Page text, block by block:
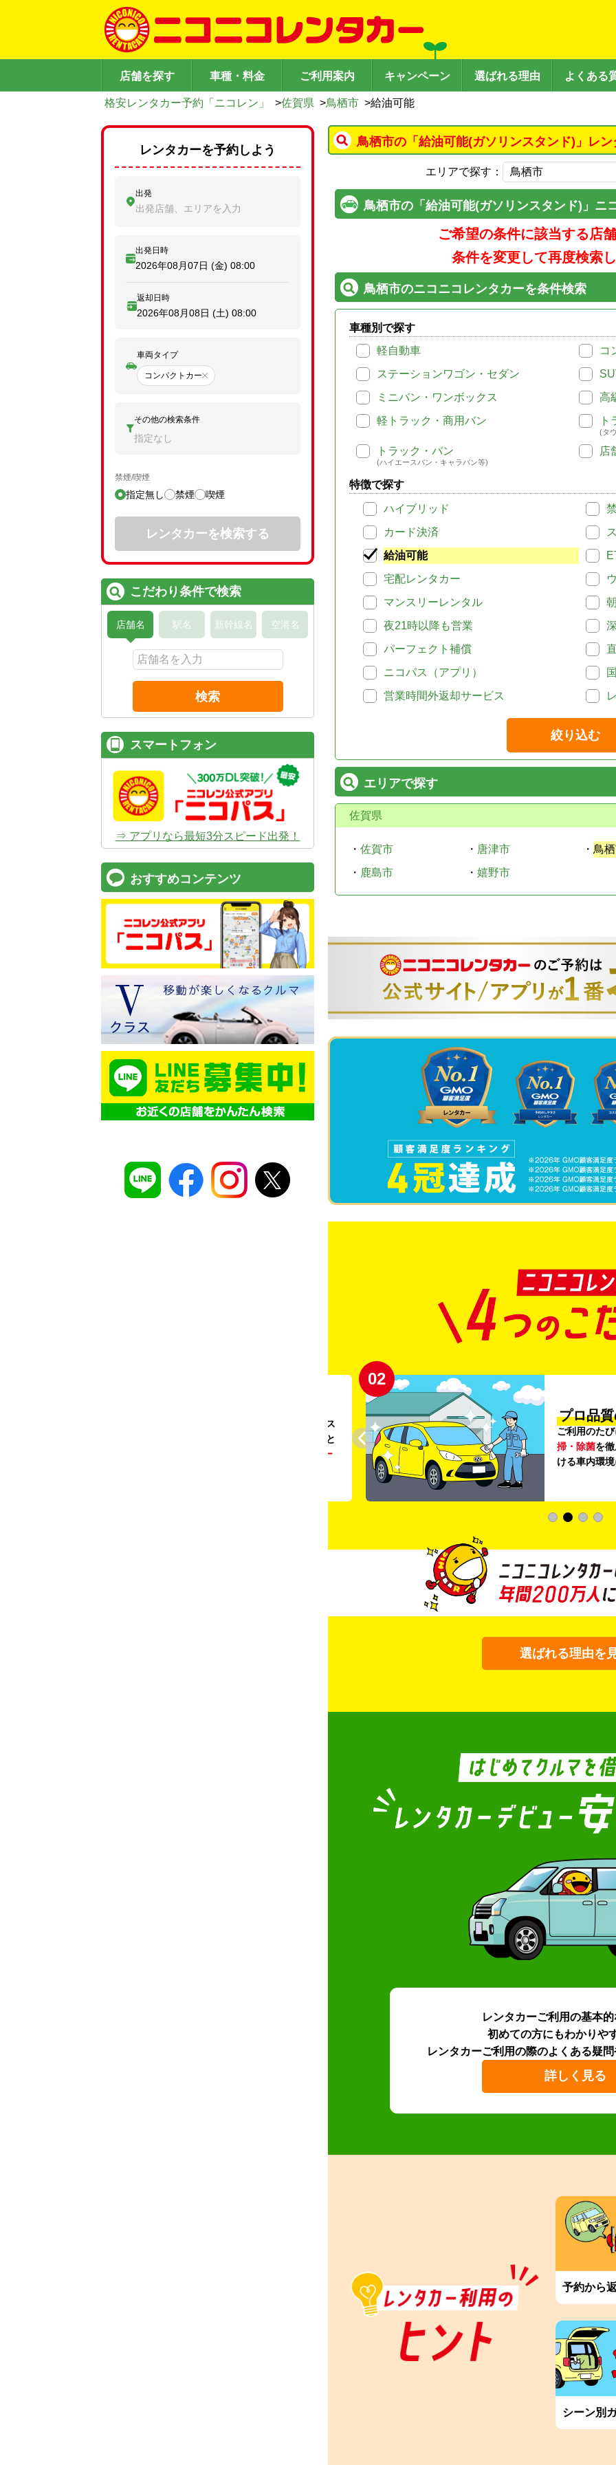
店舗を探す 車種・料金 ご利用案内 キャンペーン 選ばれる理由 よくある
格安レンタカー予約「ニコレン」 >佐賀県 >鳥栖市 >給油可能
鳥栖市の「給油可能(ガソリンスタンド)」レ
エリアで探す：
鳥栖市の「給油可能(ガソリンスタンド)」ニ
ご希望の条件に該当する店
条件を変更して再度検索
鳥栖市のニコニコレンタカーを条件検索
車種別で探す
軽自動車
コ
ステーションワゴン・セダン
ミニバン・ワンボックス
高
軽トラック・商用バン
ト
(タ
トラック・バン
(ハイエースバン・キャラバン等)
店
特徴で探す
ハイブリッド
カード決済
給油可能
宅配レンタカー
マンスリーレンタル
夜21時以降も営業
パーフェクト補償
ニコパス（アプリ）
営業時間外返却サービス
絞り込む
エリアで探す
佐賀県
・ 佐賀市 ・ 唐津市 ・ 鳥
・ 鹿島市 ・ 嬉野市
。ガソリンス
タンドや整備工場の既存インフラを活用すること
リー
02
プロ品
ご利用のた
掃・除菌を
ける車内環
選ばれる理由を
レンタカーご利用の基本
初めての方にもわかりや
レンタカーご利用の際のよくある疑問
詳しく見る
予約から
シーン別
レンタカーを予約しよう
出発
出発店舗、エリアを入力
出発日時
2026年08月07日 (金) 08:00
返却日時
2026年08月08日 (土) 08:00
車両タイプ
コンパクトカー
その他の検索条件
指定なし
禁煙/喫煙
指定無し 禁煙 喫煙
レンタカーを検索する
こだわり条件で検索
店舗名 駅名 新幹線名 空港名
検索
スマートフォン
⇒ アプリなら最短3分スピード出発！
おすすめコンテンツ